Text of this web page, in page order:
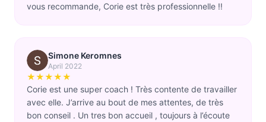
vous recommande, Corie est très professionnelle !!
Simone Keromnes
April 2022
★★★★★
Corie est une super coach ! Très contente de travailler
avec elle. J’arrive au bout de mes attentes, de très
bon conseil . Un tres bon accueil , toujours à l’écoute